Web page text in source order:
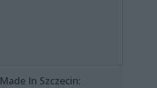
Made In Szczecin: